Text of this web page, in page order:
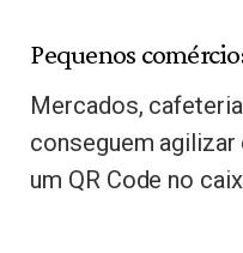
Pequenos
Mercados,
conseguem
um QR Code no